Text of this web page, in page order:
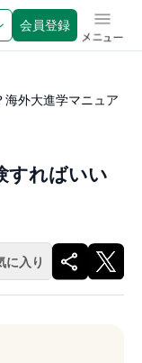
会員登録 メニュ
外大進学マニュア
すればいい
に入り